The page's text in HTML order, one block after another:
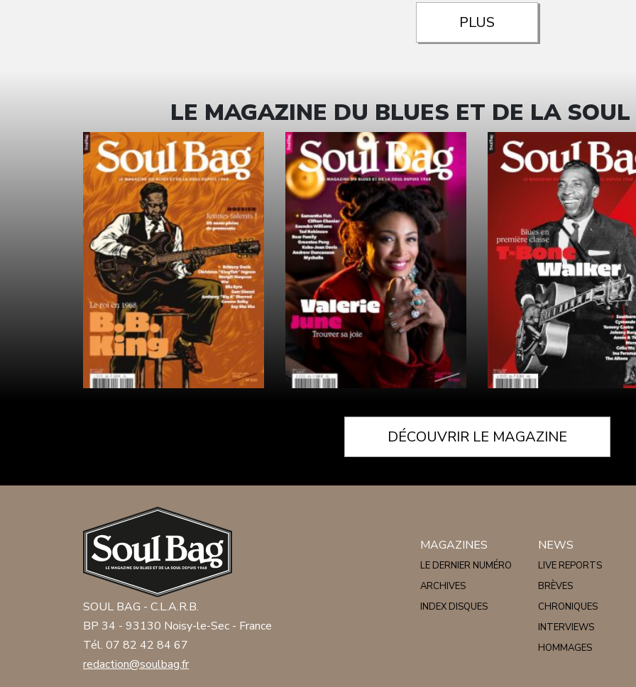
PLUS
LE MAGAZINE DU BLUES ET DE LA
DÉCOUVRIR LE MAGAZINE
SOUL BAG - C.L.A.R.B.
BP 34 - 93130 Noisy-le-Sec - France
Tél. 07 82 42 84 67
redaction@soulbag.fr
MAGAZINES
LE DERNIER NUMÉRO
ARCHIVES
INDEX DISQUES
NEWS
LIVE REPORTS
BRÈVES
CHRONIQUES
INTERVIEWS
HOMMAGES